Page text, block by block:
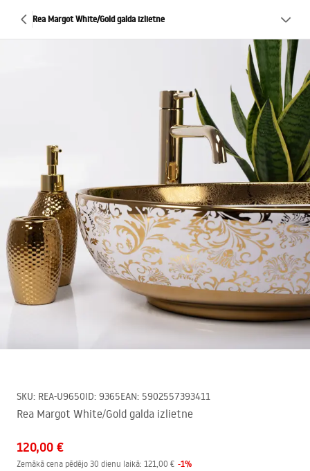
Rea Margot White/Gold galda izlietne
SKU: REA-U9650ID: 9365EAN: 5902557393411
Rea Margot White/Gold galda izlietne
120,00 €
Zemākā cena pēdējo 30 dienu laikā: 121,00 € -1%